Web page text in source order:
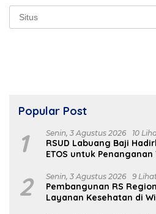
Popular Post
1 Senin, 3 Agustus 2026 10
RSUD Labuang Baji
ETOS untuk
2 Senin, 3 Agustus 2026 9
Pembangunan RS
Layanan Kesehatan di